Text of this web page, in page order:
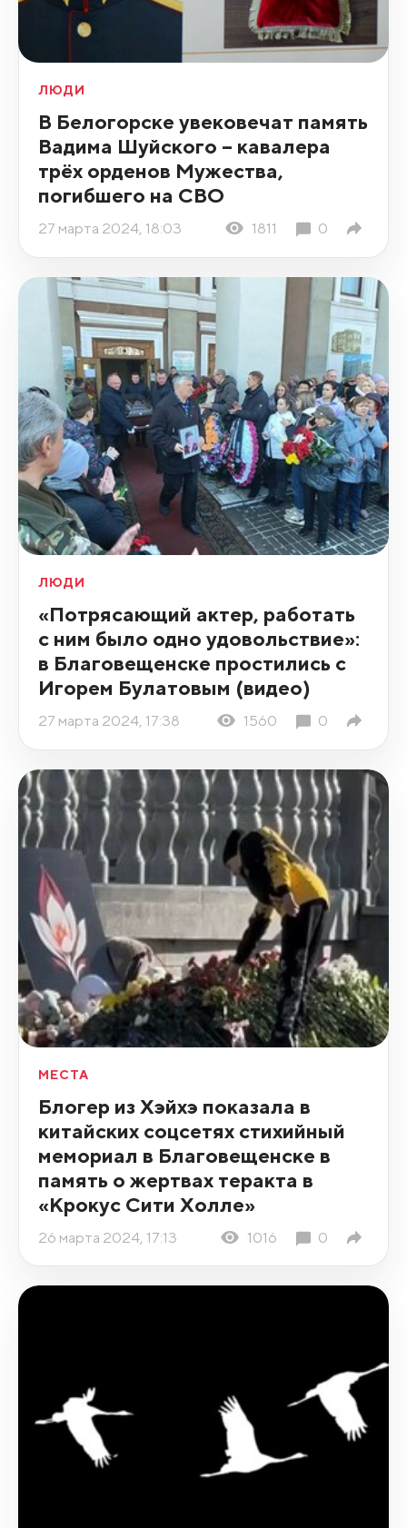
ЛЮДИ
В Белогорске увековечат память
Вадима Шуйского – кавалера
трёх орденов Мужества,
погибшего на СВО
27 марта 2024, 18:03 1811 0
ЛЮДИ
«Потрясающий актер, работать
с ним было одно удовольствие»:
в Благовещенске простились с
Игорем Булатовым (видео)
27 марта 2024, 17:38 1560 0
МЕСТА
Блогер из Хэйхэ показала в
китайских соцсетях стихийный
мемориал в Благовещенске в
память о жертвах теракта в
«Крокус Сити Холле»
26 марта 2024, 17:13 1016 0